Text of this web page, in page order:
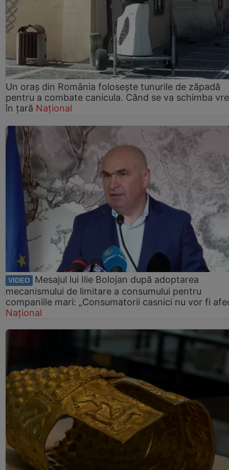
Un oraș din România folosește tunurile de zăpadă
pentru a combate canicula. Când se va schimba
în țară Național
VIDEO
Mesajul lui Ilie Bolojan după adoptarea
mecanismului de limitare a consumului pentru
companiile mari: „Consumatorii casnici nu vor fi
Național